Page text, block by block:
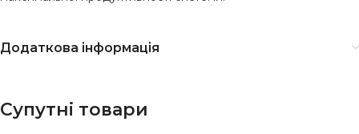
Додаткова інформація
Супутні товари